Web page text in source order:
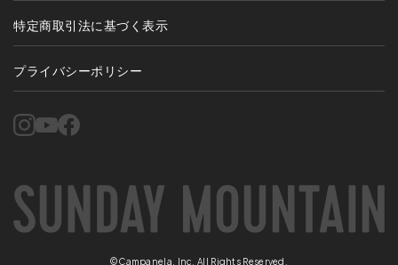
特定商取引法に基づく表示
プライバシーポリシー
©Campanela, Inc. All Rights Reserved.